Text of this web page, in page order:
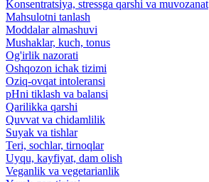
Konsentratsiya, stressga qarshi va muvozanat
Mahsulotni tanlash
Moddalar almashuvi
Mushaklar, kuch, tonus
Og'irlik nazorati
Oshqozon ichak tizimi
Oziq-ovqat intoleransi
pHni tiklash va balansi
Qarilikka qarshi
Quvvat va chidamlilik
Suyak va tishlar
Teri, sochlar, tirnoqlar
Uyqu, kayfiyat, dam olish
Veganlik va vegetarianlik